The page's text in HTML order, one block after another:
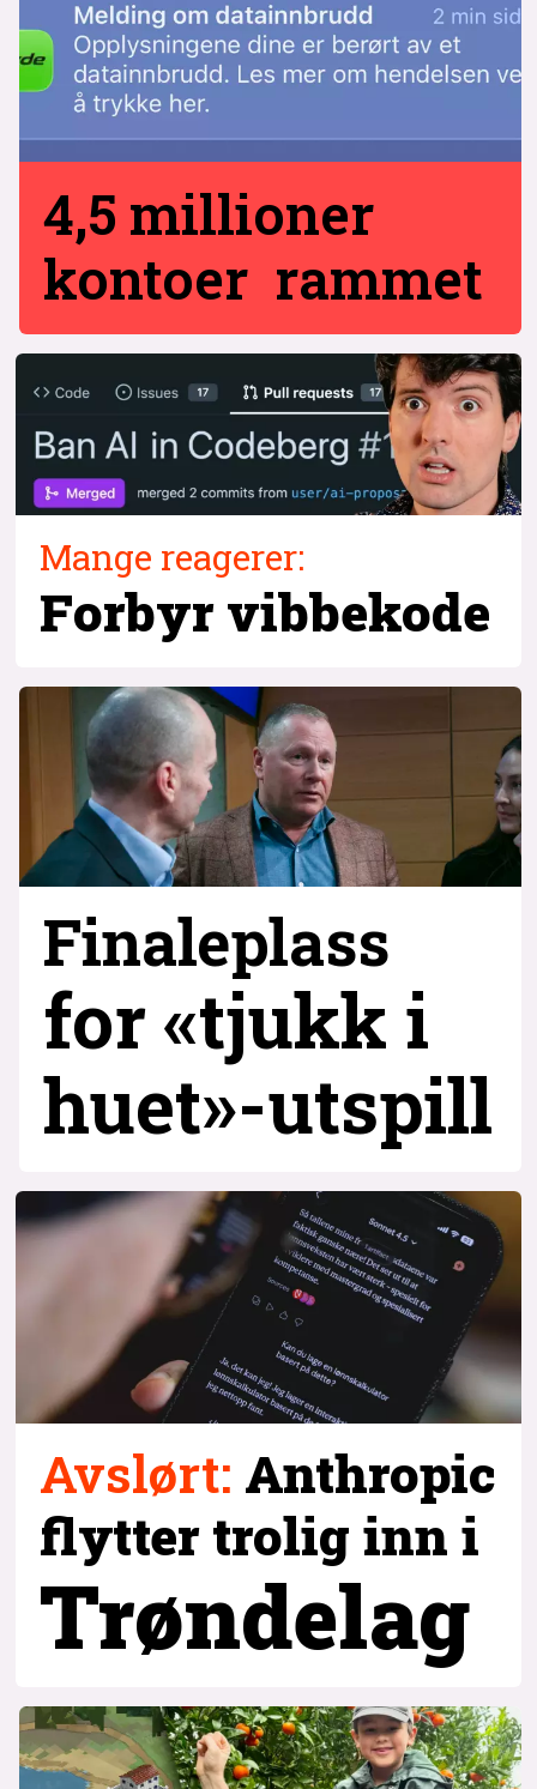
4,5 millioner
kontoer rammet
Mange reagerer:
Forbyr vibbekode
Finaleplass
for «tjukk i
huet»-utspill
Avslørt: Anthropic
flytter trolig inn i
Trøndelag